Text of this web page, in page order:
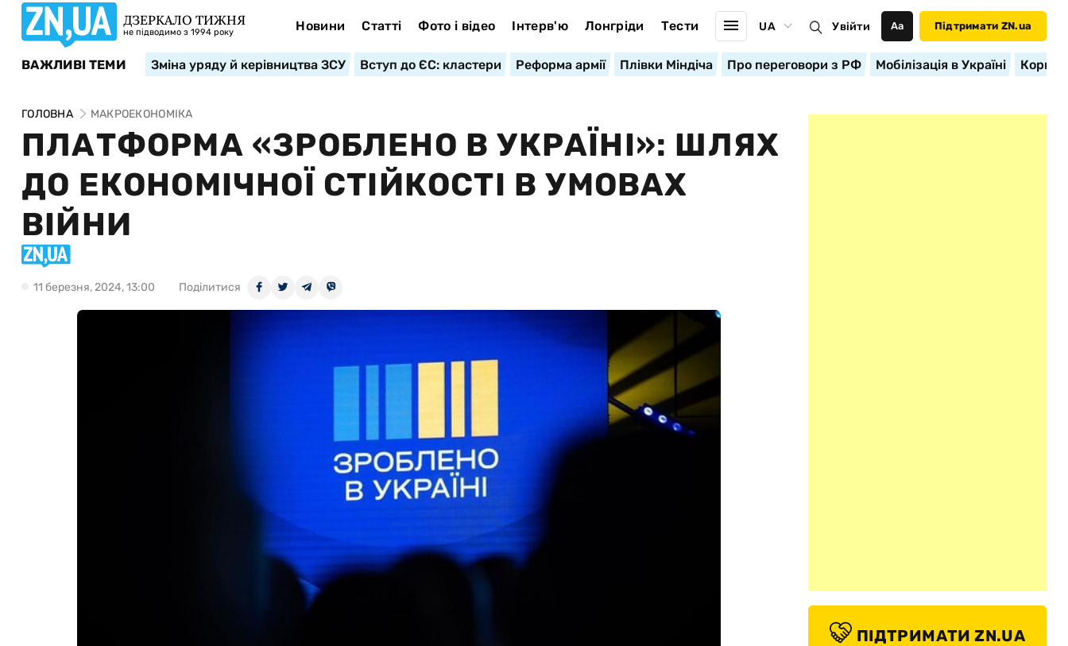
ДЗЕРКАЛО ТИЖНЯ
не підводимо з 1994 року Новини Статті Фото і відео Інтерв'ю Лонгріди Тести UA Увійти Аа Підтримати ZN.ua
ВАЖЛИВІ ТЕМИ Зміна уряду й керівництва ЗСУ Вступ до ЄС: кластери Реформа армії Плівки Міндіча Про переговори з РФ Мобілізація в Україні
ГОЛОВНА МАКРОЕКОНОМІКА
ПЛАТФОРМА «ЗРОБЛЕНО В УКРАЇНІ»: ШЛЯХ
ДО ЕКОНОМІЧНОЇ СТІЙКОСТІ В УМОВАХ
ВІЙНИ
11 березня, 2024, 13:00 Поділитися
ПІДТРИМАТИ ZN.UA